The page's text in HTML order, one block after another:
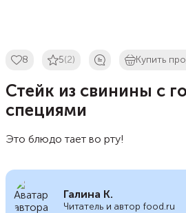
8 5(2) Купить
Стейк из свинины с
специями
Это блюдо тает во рту!
Галина К.
Читатель и автор food.ru